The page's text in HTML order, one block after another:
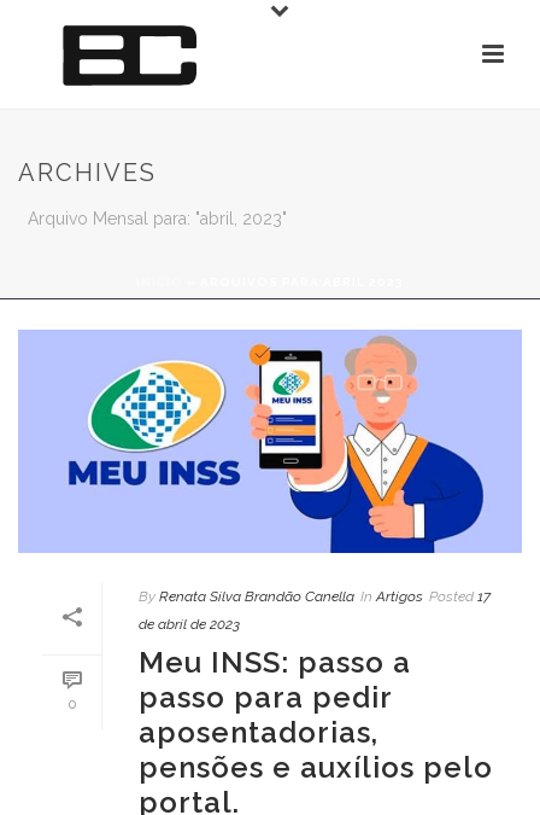
ARCHIVES
Arquivo Mensal para: "abril, 2023"
0
By Renata Silva Brandão Canella In Artigos Posted 17
de abril de 2023
Meu INSS: passo a
passo para pedir
aposentadorias,
pensões e auxílios pelo
portal.